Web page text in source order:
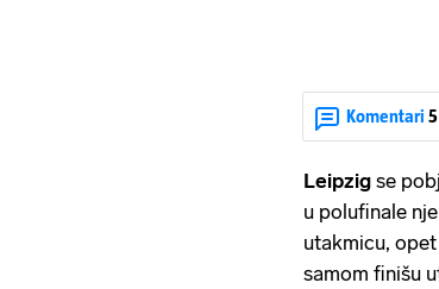
Komentari 5
Leipzig se
u polufinale
utakmicu,
samom finišu